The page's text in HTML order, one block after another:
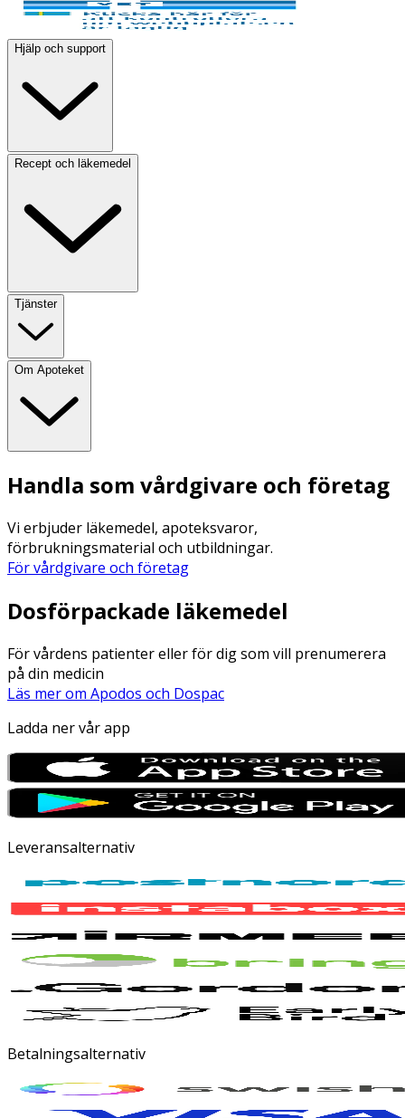
Hjälp och support
Recept och läkemedel
Tjänster
Om Apoteket
Handla som vårdgivare och företag
Vi erbjuder läkemedel, apoteksvaror,
förbrukningsmaterial och utbildningar.
För vårdgivare och företag
Dosförpackade läkemedel
För vårdens patienter eller för dig som vill prenumerera
på din medicin
Läs mer om Apodos och Dospac
Ladda ner vår app
Leveransalternativ
Betalningsalternativ